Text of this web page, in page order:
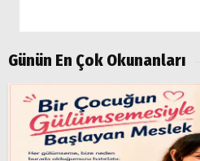
Günün En Çok Okunanları